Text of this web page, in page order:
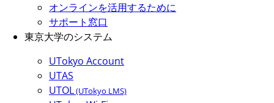
オンラインを活用するために
サポート窓口
東京大学のシステム
UTokyo Account
UTAS
UTOL(UTokyo LMS)